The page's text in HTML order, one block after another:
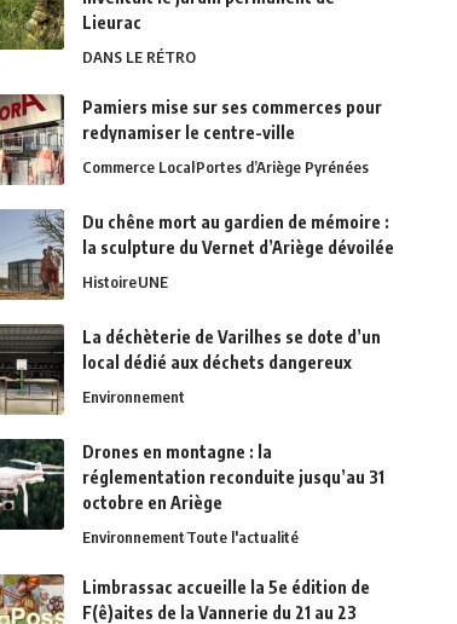
Lieurac
DANS LE RÉTRO
Pamiers mise sur ses commerces pour
redynamiser le centre-ville
Commerce LocalPortes d’Ariège Pyrénées
Du chêne mort au gardien de mémoire :
la sculpture du Vernet d’Ariège dévoilée
HistoireUNE
La déchèterie de Varilhes se dote d’un
local dédié aux déchets dangereux
Environnement
Drones en montagne : la
réglementation reconduite jusqu’au 31
octobre en Ariège
EnvironnementToute l'actualité
Limbrassac accueille la 5e édition de
F(ê)aites de la Vannerie du 21 au 23